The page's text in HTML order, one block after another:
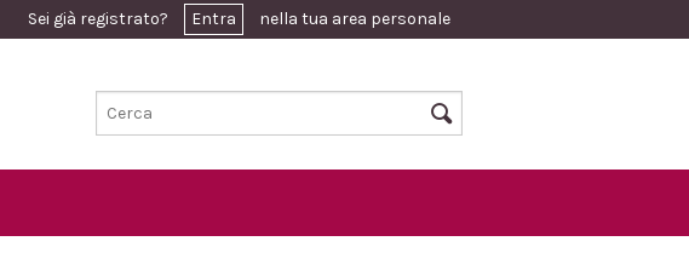
Sei già registrato? Entra nella tua area personale